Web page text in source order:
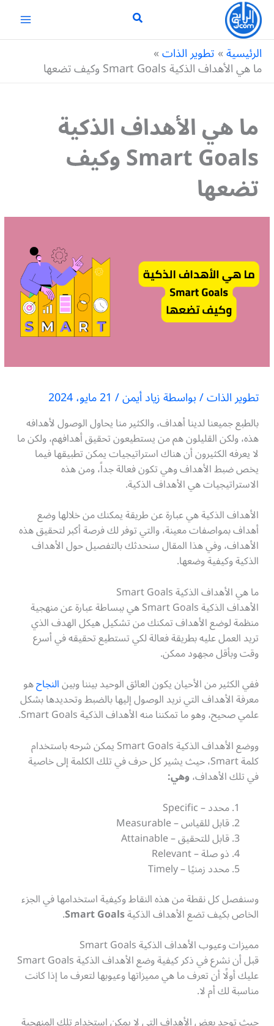
تخطي
المحتوى
الرئيسية تطوير الذات
ما هي الأهداف الذكية Smart Goals وكيف تضعها
ما هي الأهداف الذكية
Smart Goals وكيف
تضعها
تطوير الذات/ بواسطةزياد أيمن/ 21 مايو، 2024
بالطبع جميعنا لدينا أهداف، والكثير منا يحاول الوصول لأهدافه
هذه، ولكن القليلون هم من يستطيعون تحقيق أهدافهم، ولكن ما
لا يعرفه الكثيرون أن هناك استراتيجيات يمكن تطبيقها فيما
يخص ضبط الأهداف وهي تكون فعالة جداً، ومن هذه
الاستراتيجيات هي الأهداف الذكية.
الأهداف الذكية هي عبارة عن طريقة يمكنك من خلالها وضع
أهداف بمواصفات معينة، والتي توفر لك فرصة أكبر لتحقيق هذه
الأهداف، وفي هذا المقال سنحدثك بالتفصيل حول الأهداف
الذكية وكيفية وضعها.
ما هي الأهداف الذكية Smart Goals
الأهداف الذكية Smart Goals هي ببساطة عبارة عن منهجية
منظمة لوضع الأهداف تمكنك من تشكيل هيكل الهدف الذي
تريد العمل عليه بطريقة فعالة لكي تستطيع تحقيقه في أسرع
وقت وبأقل مجهود ممكن.
ففي الكثير من الأحيان يكون العائق الوحيد بيننا وبينالنجاحهو
معرفة الأهداف التي نريد الوصول إليها بالضبط وتحديدها بشكل
علمي صحيح، وهو ما تمكننا منه الأهداف الذكية Smart Goals.
ووضع الأهداف الذكية Smart Goals يمكن شرحه باستخدام
كلمة Smart، حيث يشير كل حرف في تلك الكلمة إلى خاصية
في تلك الأهداف،وهي:
محدد – Specific
قابل للقياس – Measurable
قابل للتحقيق – Attainable
ذو صلة – Relevant
محدد زمنيًا – Timely
وسنفصل كل نقطة من هذه النقاط وكيفية استخدامها في الجزء
الخاص بكيف تضع الأهداف الذكيةSmart Goals
.
مميزات وعيوب الأهداف الذكية Smart Goals
قبل أن نشرع في ذكر كيفية وضع الأهداف الذكية Smart Goals
عليك أولًا أن تعرف ما هي مميزاتها وعيوبها لتعرف ما إذا كانت
مناسبة لك أم لا.